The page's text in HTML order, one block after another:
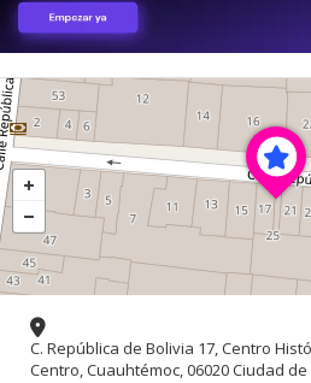
C. República de Bolivia 17, Centro
Centro, Cuauhtémoc, 06020 Ciudad de